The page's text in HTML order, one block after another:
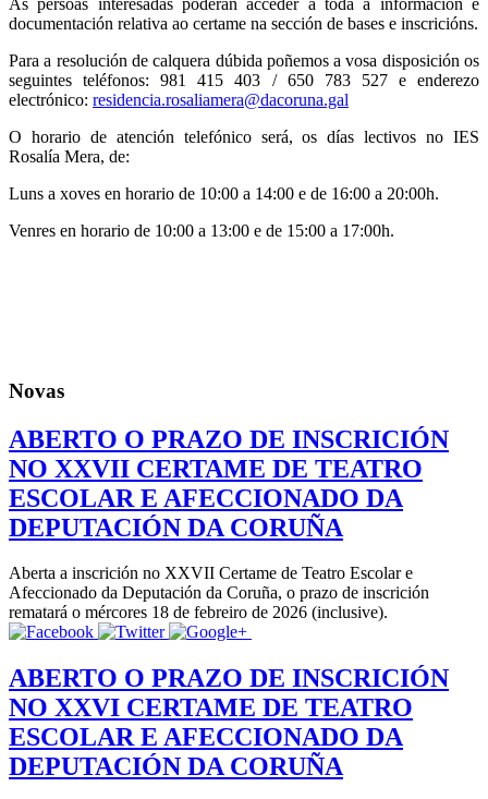
documentación relativa ao certame na sección de bases e inscricións.
Para a resolución de calquera dúbida poñemos a vosa disposición os
seguintes teléfonos: 981 415 403 / 650 783 527 e enderezo
electrónico: residencia.rosaliamera@dacoruna.gal
O horario de atención telefónico será, os días lectivos no IES
Rosalía Mera, de:
Luns a xoves en horario de 10:00 a 14:00 e de 16:00 a 20:00h.
Venres en horario de 10:00 a 13:00 e de 15:00 a 17:00h.
Novas
ABERTO O PRAZO DE INSCRICIÓN
NO XXVII CERTAME DE TEATRO
ESCOLAR E AFECCIONADO DA
DEPUTACIÓN DA CORUÑA
Aberta a inscrición no XXVII Certame de Teatro Escolar e
Afeccionado da Deputación da Coruña, o prazo de inscrición
rematará o mércores 18 de febreiro de 2026 (inclusive).
ABERTO O PRAZO DE INSCRICIÓN
NO XXVI CERTAME DE TEATRO
ESCOLAR E AFECCIONADO DA
DEPUTACIÓN DA CORUÑA